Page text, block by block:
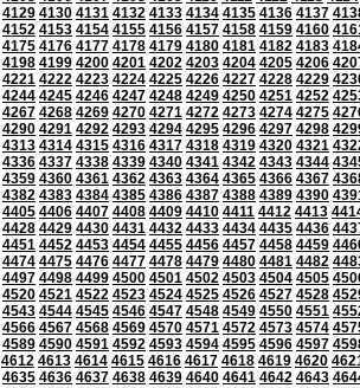
4129 4130 4131 4132 4133 4134 4135 4136 4137
4152 4153 4154 4155 4156 4157 4158 4159 4160
4175 4176 4177 4178 4179 4180 4181 4182 4183
4198 4199 4200 4201 4202 4203 4204 4205 4206
4221 4222 4223 4224 4225 4226 4227 4228 4229
4244 4245 4246 4247 4248 4249 4250 4251 4252
4267 4268 4269 4270 4271 4272 4273 4274 4275
4290 4291 4292 4293 4294 4295 4296 4297 4298
4313 4314 4315 4316 4317 4318 4319 4320 4321
4336 4337 4338 4339 4340 4341 4342 4343 4344
4359 4360 4361 4362 4363 4364 4365 4366 4367
4382 4383 4384 4385 4386 4387 4388 4389 4390
4405 4406 4407 4408 4409 4410 4411 4412 4413
4428 4429 4430 4431 4432 4433 4434 4435 4436
4451 4452 4453 4454 4455 4456 4457 4458 4459
4474 4475 4476 4477 4478 4479 4480 4481 4482
4497 4498 4499 4500 4501 4502 4503 4504 4505
4520 4521 4522 4523 4524 4525 4526 4527 4528
4543 4544 4545 4546 4547 4548 4549 4550 4551
4566 4567 4568 4569 4570 4571 4572 4573 4574
4589 4590 4591 4592 4593 4594 4595 4596 4597
4612 4613 4614 4615 4616 4617 4618 4619 4620
4635 4636 4637 4638 4639 4640 4641 4642 4643